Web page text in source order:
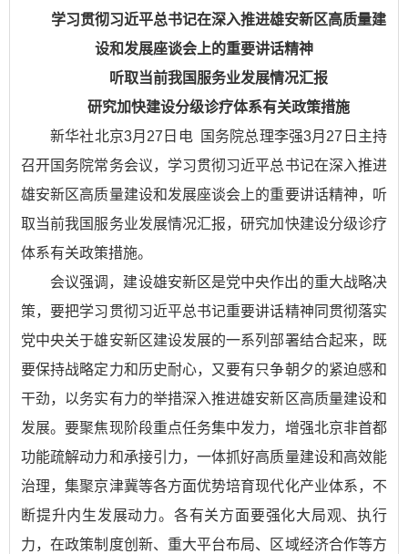
学习贯彻习近平总书记在深入推进雄安新区高质量建
设和发展座谈会上的重要讲话精神
听取当前我国服务业发展情况汇报
研究加快建设分级诊疗体系有关政策措施
新华社北京3月27日电 国务院总理李强3月27日主持
召开国务院常务会议，学习贯彻习近平总书记在深入推进
雄安新区高质量建设和发展座谈会上的重要讲话精神，听
取当前我国服务业发展情况汇报，研究加快建设分级诊疗
体系有关政策措施。
会议强调，建设雄安新区是党中央作出的重大战略决
策，要把学习贯彻习近平总书记重要讲话精神同贯彻落实
党中央关于雄安新区建设发展的一系列部署结合起来，既
要保持战略定力和历史耐心，又要有只争朝夕的紧迫感和
干劲，以务实有力的举措深入推进雄安新区高质量建设和
发展。要聚焦现阶段重点任务集中发力，增强北京非首都
功能疏解动力和承接引力，一体抓好高质量建设和高效能
治理，集聚京津冀等各方面优势培育现代化产业体系，不
断提升内生发展动力。各有关方面要强化大局观、执行
力，在政策制度创新、重大平台布局、区域经济合作等方